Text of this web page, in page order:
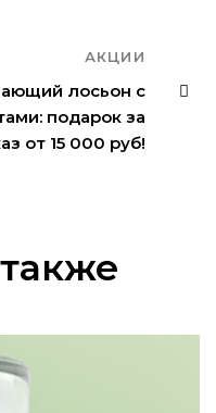
АКЦИИ
лосьон с
подарок за
от 15 000 руб!